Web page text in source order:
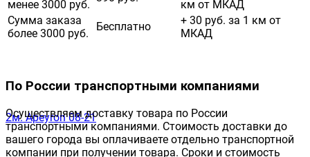
менее 3000 руб.
км от МКАД
Сумма заказа
более 3000 руб.
Бесплатно
+ 30 руб. за 1 км от
МКАД
По России транспортными компаниями
Осуществляем доставку товара по России
транспортными компаниями. Стоимость доставки до
вашего города вы оплачиваете отдельно транспортной
компании при получении товара. Сроки и стоимость